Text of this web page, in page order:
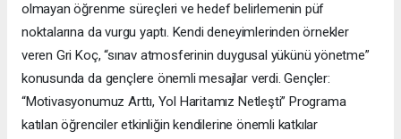
olmayan öğrenme süreçleri ve hedef belirlemenin püf
noktalarına da vurgu yaptı. Kendi deneyimlerinden örnekler
veren Gri Koç, “sınav atmosferinin duygusal yükünü yönetme”
konusunda da gençlere önemli mesajlar verdi. Gençler:
“Motivasyonumuz Arttı, Yol Haritamız Netleşti” Programa
katılan öğrenciler etkinliğin kendilerine önemli katkılar